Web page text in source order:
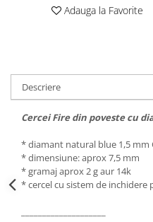
Adauga la Favorite
Descriere
Cercei Fire din poveste cu
* diamant natural blue 1,5 mm
* dimensiune: aprox 7,5 mm
* gramaj aprox 2 g aur 14k
* cercel cu sistem de inchidere